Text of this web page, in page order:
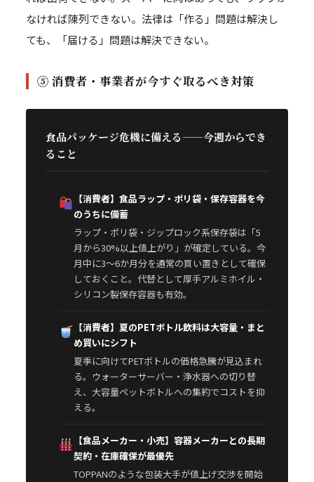
なければ陳列できない。法律は「作る」問題は解決し
ても、「届ける」問題は解決できない。
⑤ 消費者・事業者が今すぐ取るべき対策
食品パッケージ危機に備える——今週からでき
ること
【消費者】食品ラップ・ポリ袋・保存容器を今
のうちに備蓄
ラップ・ポリ袋・ジップロック系保存袋は「5
月から30%以上値上がり」が確定している。今
月中に3〜6か月分を通常の買い置きとして確保
しておくこと。代替として厚手アルミホイル・
シリコン製保存容器も有効。
【消費者】夏のPETボトル飲料は大容量・まと
め買いにシフト
夏季に向けてPETボトルの価格急騰が見込まれ
る。ウォーターサーバー・浄水器への切り替
え、大容量ペットボトルへの集約でコストを抑
える。
【食品メーカー・小売】容器メーカーとの長期
契約・在庫確保が最優先
TOPPANのような包装大手が値上げ交渉を開始